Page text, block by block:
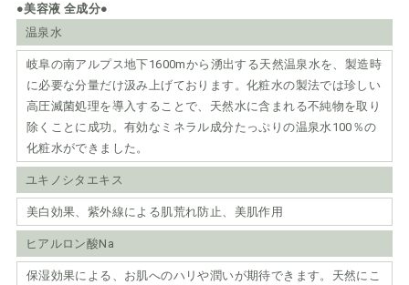
●美容液 全成分●
温泉水
岐阜の南アルプス地下1600mから湧出する天然温泉水を、製造時
に必要な分量だけ汲み上げております。化粧水の製法では珍しい
高圧滅菌処理を導入することで、天然水に含まれる不純物を取り
除くことに成功。有効なミネラル成分たっぷりの温泉水100％の
化粧水ができました。
ユキノシタエキス
美白効果、紫外線による肌荒れ防止、美肌作用
ヒアルロン酸Na
保湿効果による、お肌へのハリや潤いが期待できます。天然にこ